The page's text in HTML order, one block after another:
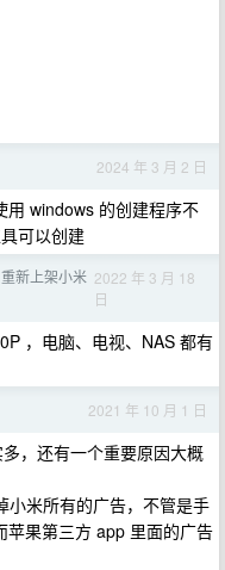
2024 年 3 月 2 日
用 windows 的创建程序不
可以创建
新上架小米 2022 年 3 月 18
日
，电脑、电视、NAS 都有
2021 年 10 月 1 日
，还有一个重要原因大概
小米所有的广告，不管是手
果第三方 app 里面的广告